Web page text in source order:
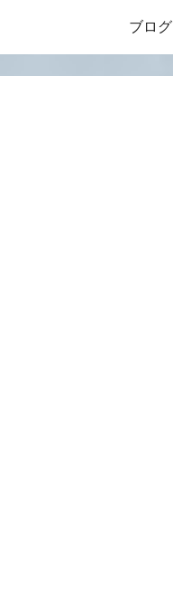
ブログ